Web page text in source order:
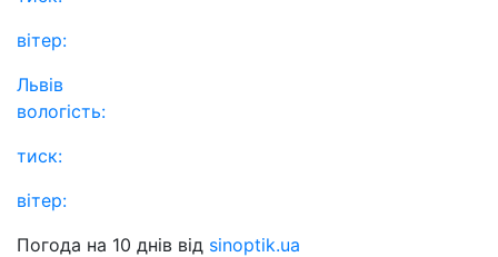
вітер:
Львів
вологість:
тиск:
вітер:
Погода на 10 днів від sinoptik.ua